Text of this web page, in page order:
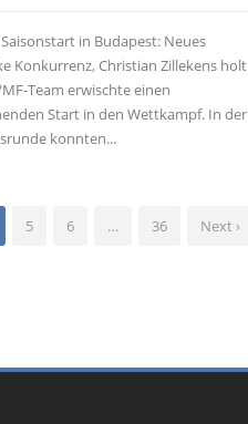
in Budapest: Neues
Konkurrenz, Christian Zillekens holt
Team erwischte einen
Start in den Wettkampf. In der
konnten...
5 6 … 36 Next ›